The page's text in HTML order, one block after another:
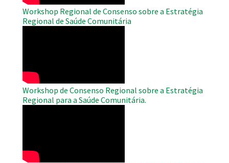
Workshop Regional de Consenso sobre a Estratégia
Regional de Saúde Comunitária
Workshop de Consenso Regional sobre a Estratégia
Regional para a Saúde Comunitária.